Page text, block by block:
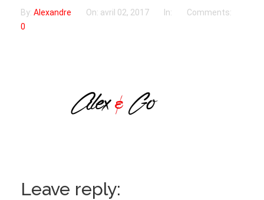
By: Alexandre On: avril 02, 2017 In:
Comments:
0
Leave reply: